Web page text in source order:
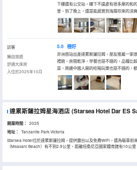
下樓還有公交站，樓下不遠處有很多摩的和
里，到了晚上，還是能感覺到海風吹來的涼
訪客
獨自旅遊
舒適大床房
入住於2025年10月
5.0 極好
非洲首站出差達累斯薩拉姆，朋友推薦一家
禮貌，房間乾淨，早餐也挺不錯的，品種比
菜，周邊中國人開的吃喝玩樂也挺不錯的，
達累斯薩拉姆星海酒店(Starsea Hotel Dar ES
開業時間： 2025
地址：
Tanzanite Park Victoria
Starsea Hotel位於達累斯薩拉姆，提供露台以及免費WiFi，還為驅車前
（Msasani Beach）有不到2.9公里，距離坦桑尼亞國家體育館有10公
Mwananyamala，距離昆度齊水上公園有16公里，距離Village
時前台。 這家酒店的房間均配備電熱水壺。Starsea Hotel的所有房間均